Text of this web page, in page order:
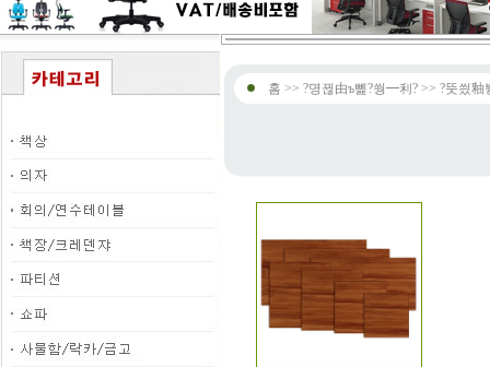
홈 >> ?명뀒由ъ뼱?쒕━利? >> ?뚯씠釉